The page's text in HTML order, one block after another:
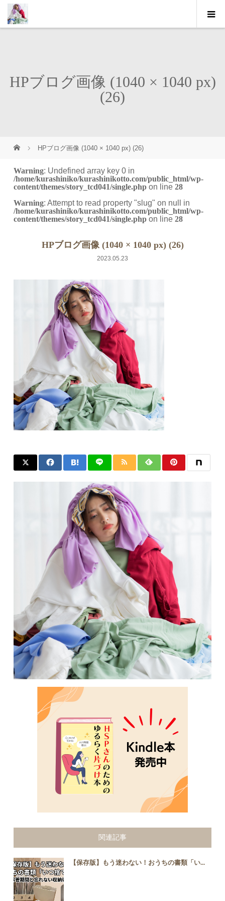
HPブログ画像 (1040 × 1040 px)
(26)
HPブログ画像 (1040 × 1040 px) (26)
Warning: Undefined array key 0 in
/home/kurashiniko/kurashinikotto.com/public_html/wp-
content/themes/story_tcd041/single.php on line28
Warning: Attempt to read property "slug" on null in
/home/kurashiniko/kurashinikotto.com/public_html/wp-
content/themes/story_tcd041/single.php on line28
HPブログ画像 (1040 × 1040 px) (26)
2023.05.23
関連記事
【保存版】もう迷わない！おうちの書類「い...